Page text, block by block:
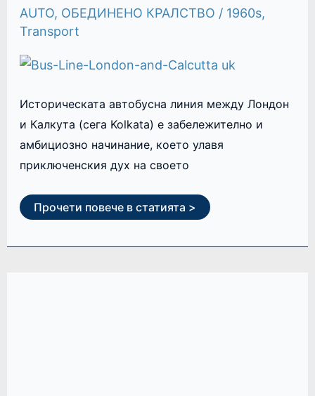
AUTO, ОБЕДИНЕНО КРАЛСТВО / 1960s,
Transport
Историческата автобусна линия между Лондон
и Калкута (сега Kolkata) е забележително и
амбициозно начинание, което улавя
приключенския дух на своето
CALCUTA
Прочети повече в статията >